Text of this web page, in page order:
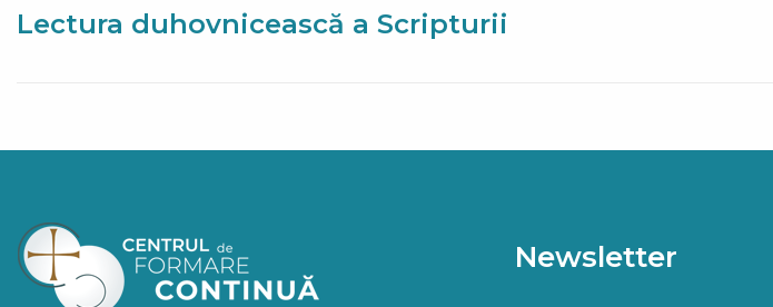
Lectura duhovnicească a Scripturii
Newsletter